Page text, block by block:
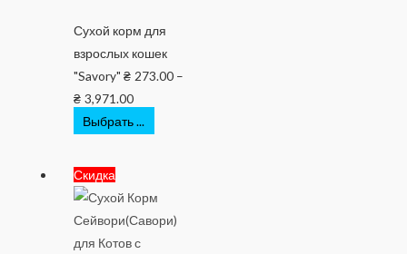
Сухой корм для
взрослых кошек
"Savory"₴ 273.00 –
₴ 3,971.00
Выбрать ...
Скидка